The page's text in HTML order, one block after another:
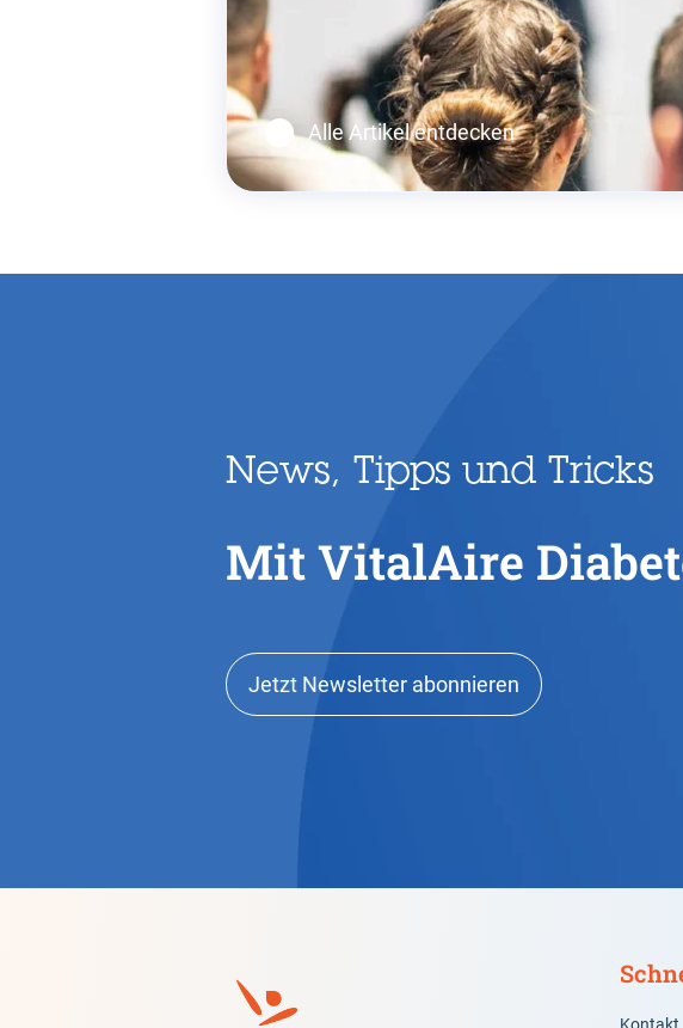
Alle Artikel entdecken
News, Tipps und Tricks
Mit VitalAire
Jetzt Newsletter abonnieren